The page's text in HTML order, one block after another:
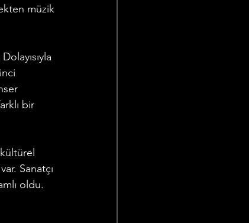
müzik
bir
Sanatçı
oldu.